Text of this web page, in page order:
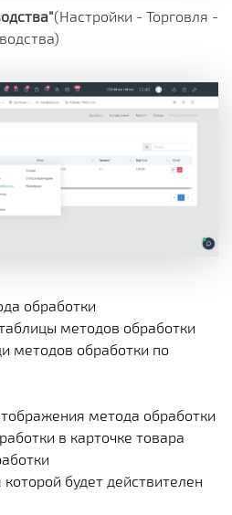
(Настройки - Торговля -
обработки
методов обработки
методов обработки по
метода обработки
в карточке товара
будет действителен